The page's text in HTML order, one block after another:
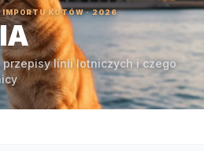
IMPORTU KOTÓW · 2026
linii lotniczych i czego